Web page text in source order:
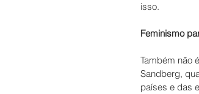
isso.
Feminismo
Também não
Sandberg,
países e das